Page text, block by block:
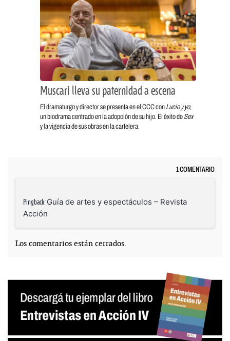
Muscari lleva su paternidad a escena
El dramaturgo y director se presenta en el CCC con Lucio y yo,
un biodrama centrado en la adopción de su hijo. El éxito de Sex
y la vigencia de sus obras en la cartelera.
1 COMENTARIO
Pingback:Guía de artes y espectáculos – Revista
Acción
Los comentarios están cerrados.